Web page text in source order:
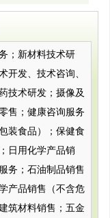
；新材料技术研
开发、技术咨询、
技术研发；摄像及
售；健康咨询服务
装食品）；保健食
日用化学产品销
务；石油制品销售
产品销售（不含危
筑材料销售；五金